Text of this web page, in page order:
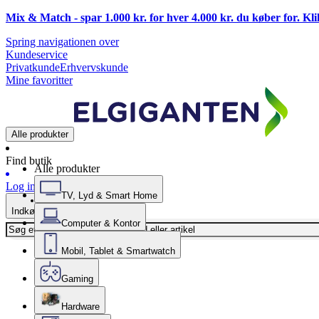
Mix & Match - spar 1.000 kr. for hver 4.000 kr. du køber for.
Spring navigationen over
Kundeservice
PrivatkundeErhvervskunde
Mine favoritter
Alle produkter
Find butik
Log ind
Indkøbskurv
Alle produkter
TV, Lyd & Smart Home
Computer & Kontor
Mobil, Tablet & Smartwatch
Gaming
Hardware